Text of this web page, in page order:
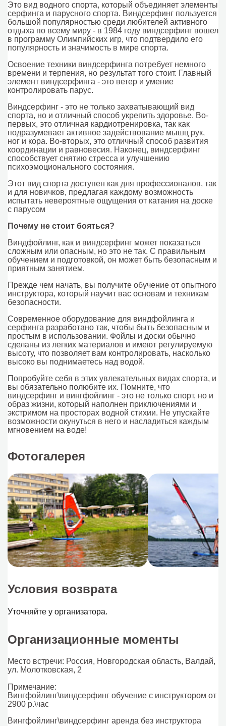
Это вид водного спорта, который объединяет элементы
серфинга и парусного спорта. Виндсерфинг пользуется
большой популярностью среди любителей активного
отдыха по всему миру - в 1984 году виндсерфинг вошел
в программу Олимпийских игр, что подтвердило его
популярность и значимость в мире спорта.
Освоение техники виндсерфинга потребует немного
времени и терпения, но результат того стоит. Главный
элемент виндсерфинга - это ветер и умение
контролировать парус.
Виндсерфинг - это не только захватывающий вид
спорта, но и отличный способ укрепить здоровье. Во-
первых, это отличная кардиотренировка, так как
подразумевает активное задействование мышц рук,
ног и кора. Во-вторых, это отличный способ развития
координации и равновесия. Наконец, виндсерфинг
способствует снятию стресса и улучшению
психоэмоционального состояния.
Этот вид спорта доступен как для профессионалов, так
и для новичков, предлагая каждому возможность
испытать невероятные ощущения от катания на доске
с парусом
Почему не стоит бояться?
Виндфойлинг, как и виндсерфинг может показаться
сложным или опасным, но это не так. С правильным
обучением и подготовкой, он может быть безопасным и
приятным занятием.
Прежде чем начать, вы получите обучение от опытного
инструктора, который научит вас основам и техникам
безопасности.
Современное оборудование для виндфойлинга и
серфинга разработано так, чтобы быть безопасным и
простым в использовании. Фойлы и доски обычно
сделаны из легких материалов и имеют регулируемую
высоту, что позволяет вам контролировать, насколько
высоко вы поднимаетесь над водой.
Попробуйте себя в этих увлекательных видах спорта, и
вы обязательно полюбите их. Помните, что
виндсерфинг и вингфойлинг - это не только спорт, но и
образ жизни, который наполнен приключениями и
экстримом на просторах водной стихии. Не упускайте
возможности окунуться в него и насладиться каждым
мгновением на воде!­­­­
Фотогалерея
Условия возврата
Уточняйте у организатора.
Организационные моменты
Место встречи: Россия, Новгородская область, Валдай,
ул. Молотковская, 2
Примечание:
Вингфойлинг\виндсерфинг обучение с инструктором от
2900 р.\час
Вингфойлинг\виндсерфинг аренда без инструктора